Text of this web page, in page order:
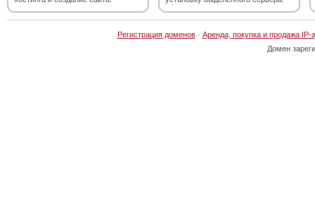
Регистрация доменов· Аренда, покупка и продажа IP-
Домен